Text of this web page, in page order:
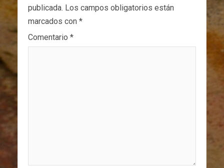
publicada. Los campos obligatorios están
marcados con *
Comentario *